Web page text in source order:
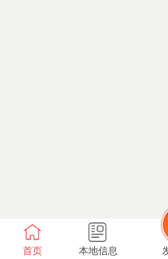
首页 本地信息